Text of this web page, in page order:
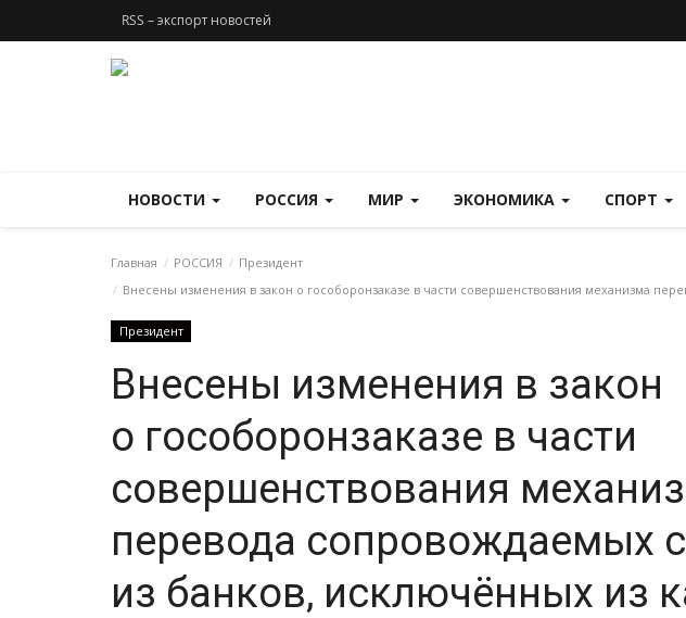
RSS – экспорт новостей
НОВОСТИ РОССИЯ МИР ЭКОНОМИКА СПОРТ
Главная РОССИЯ
Президент
Внесены изменения в закон о гособоронзаказе в части совершенствования механизма
Президент
Внесены изменения в закон
о гособоронзаказе в части
совершенствования
перевода сопровождаемых
из банков, исключённых из